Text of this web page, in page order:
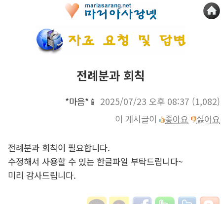
전례분과 회칙
*마음*📱 2025/07/23 오후 08:37 (1,082)
이 게시글이
좋아요 싫어요
전례분과 회칙이 필요합니다.
수정해서 사용할 수 있는 한글파일 부탁드립니다~
미리 감사드립니다.